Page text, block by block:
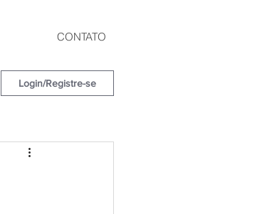
CONTATO
Login/Registre-se